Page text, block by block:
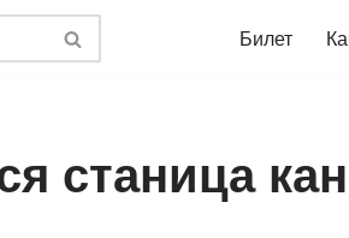
Билет
станица